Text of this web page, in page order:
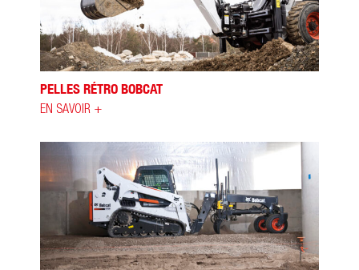
PELLES RÉTRO BOBCAT
EN SAVOIR +